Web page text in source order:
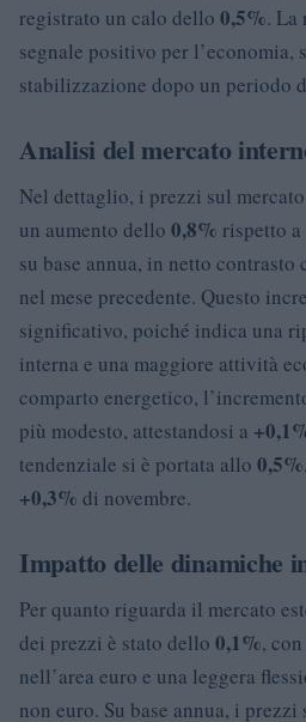
registrato un calo dello 0,5%. La
segnale positivo per l’economia,
stabilizzazione dopo un periodo
Analisi del mercato
Nel dettaglio, i prezzi sul
un aumento dello 0,8% rispetto a
su base annua, in netto contrasto
nel mese precedente. Questo
significativo, poiché indica una
interna e una maggiore attività
comparto energetico,
più modesto, attestandosi a
tendenziale si è portata allo 0,5%
+0,3% di novembre.
Impatto delle dinamiche
Per quanto riguarda il mercato
dei prezzi è stato dello 0,1%,
nell’area euro e una leggera
non euro. Su base annua, i